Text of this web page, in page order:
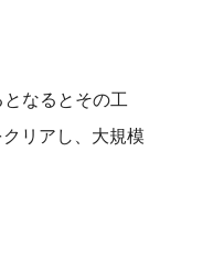
なるとその工
リアし、大規模